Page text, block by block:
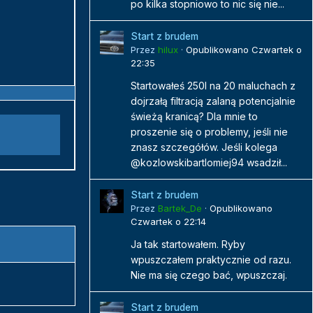
po kilka stopniowo to nic się nie...
Start z brudem
Przez hilux · Opublikowano Czwartek o
22:35
Startowałeś 250l na 20 maluchach z
dojrzałą filtracją zalaną potencjalnie
świeżą kranicą? Dla mnie to
proszenie się o problemy, jeśli nie
znasz szczegółów. Jeśli kolega
@kozlowskibartlomiej94 wsadził...
Start z brudem
Przez Bartek_De · Opublikowano
Czwartek o 22:14
Ja tak startowałem. Ryby
wpuszczałem praktycznie od razu.
Nie ma się czego bać, wpuszczaj.
Start z brudem